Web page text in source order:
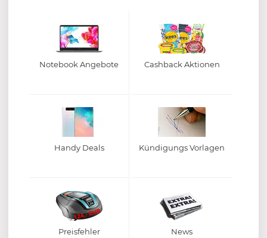
Notebook Angebote Cashback Aktionen
Handy Deals Kündigungs Vorlagen
Preisfehler News